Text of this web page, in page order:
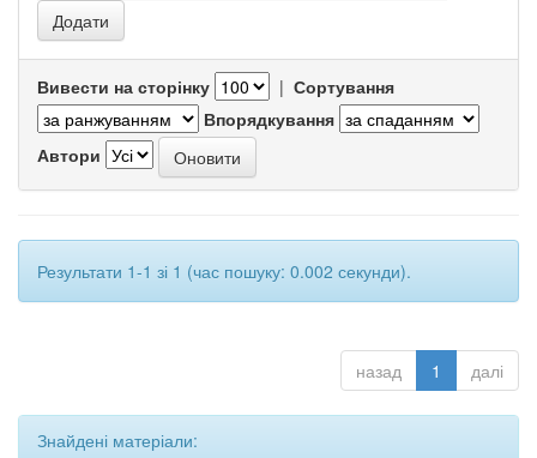
Вивести на сторінку | Сортування
Впорядкування
Автори
Результати 1-1 зі 1 (час пошуку: 0.002 секунди).
назад 1 далі
Знайдені матеріали: